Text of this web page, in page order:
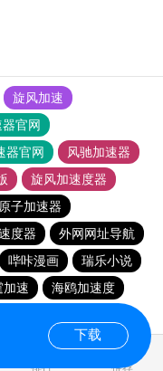
旋风加速
官网
器官网
风驰加速器
旋风加速度器
原子加速器
度器
外网网址导航
哔咔漫画
瑞乐小说
加速
海鸥加速度
排行 推荐
下载